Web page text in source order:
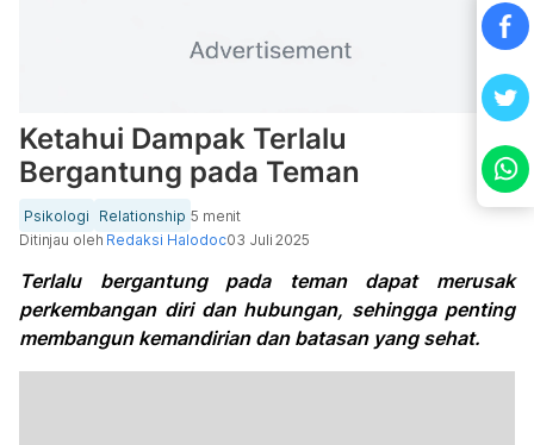
Ketahui Dampak Terlalu
Bergantung pada Teman
Psikologi Relationship 5 menit
Ditinjau oleh Redaksi Halodoc03 Juli 2025
Terlalu bergantung pada teman dapat merusak
perkembangan diri dan hubungan, sehingga penting
membangun kemandirian dan batasan yang sehat.